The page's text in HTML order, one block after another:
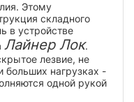
Этому
складного
в устройстве
Лайнер Лок.
лезвие, не
больших нагрузках -
одной рукой